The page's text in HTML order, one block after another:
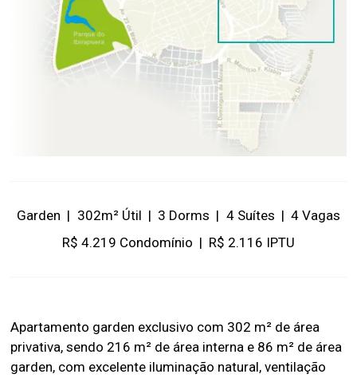
Garden | 302m² Útil | 3 Dorms | 4 Suítes | 4 Vagas
R$ 4.219 Condomínio | R$ 2.116 IPTU
Apartamento garden exclusivo com 302 m² de área
privativa, sendo 216 m² de área interna e 86 m² de área
garden, com excelente iluminação natural, ventilação